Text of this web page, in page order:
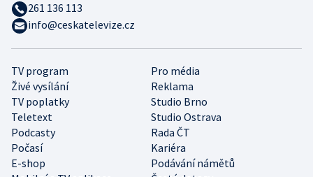
TV program
Pro média
Živé vysílání
Reklama
TV poplatky
Studio Brno
Teletext
Studio Ostrava
Podcasty
Rada ČT
Počasí
Kariéra
E-shop
Podávání námětů
261 136 113
info@ceskatelevize.cz